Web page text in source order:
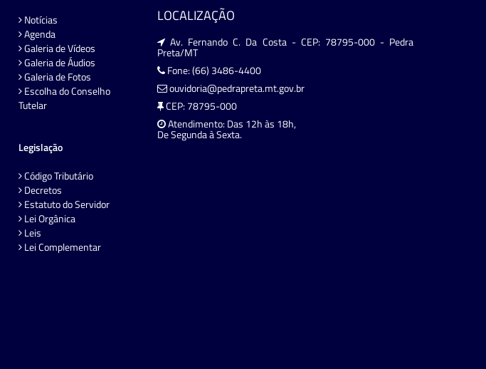
Notícias
Agenda
Galeria de Vídeos
Galeria de Áudios
Galeria de Fotos
Escolha do Conselho
Tutelar
Legislação
Código Tributário
Decretos
Estatuto do Servidor
Lei Orgânica
Leis
Lei Complementar
LOCALIZAÇÃO
Av. Fernando C. Da Costa - CEP: 78795-000 - Pedra
Preta/MT
Fone: (66) 3486-4400
ouvidoria@pedrapreta.mt.gov.br
CEP: 78795-000
Atendimento: Das 12h às 18h,
De Segunda à Sexta.